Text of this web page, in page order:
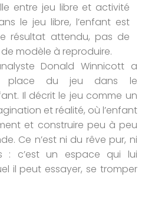
entre jeu libre et activité
le jeu libre, l’enfant est
résultat attendu, pas de
modèle à reproduire.
Donald Winnicott a
place du jeu dans le
Il décrit le jeu comme un
et réalité, où l’enfant
et construire peu à peu
Ce n’est ni du rêve pur, ni
: c’est un espace qui lui
il peut essayer, se tromper